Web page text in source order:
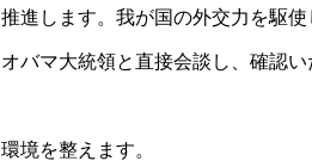
します。我が国の外交力を駆
マ大統領と直接会談し、確認い
境を整えます。